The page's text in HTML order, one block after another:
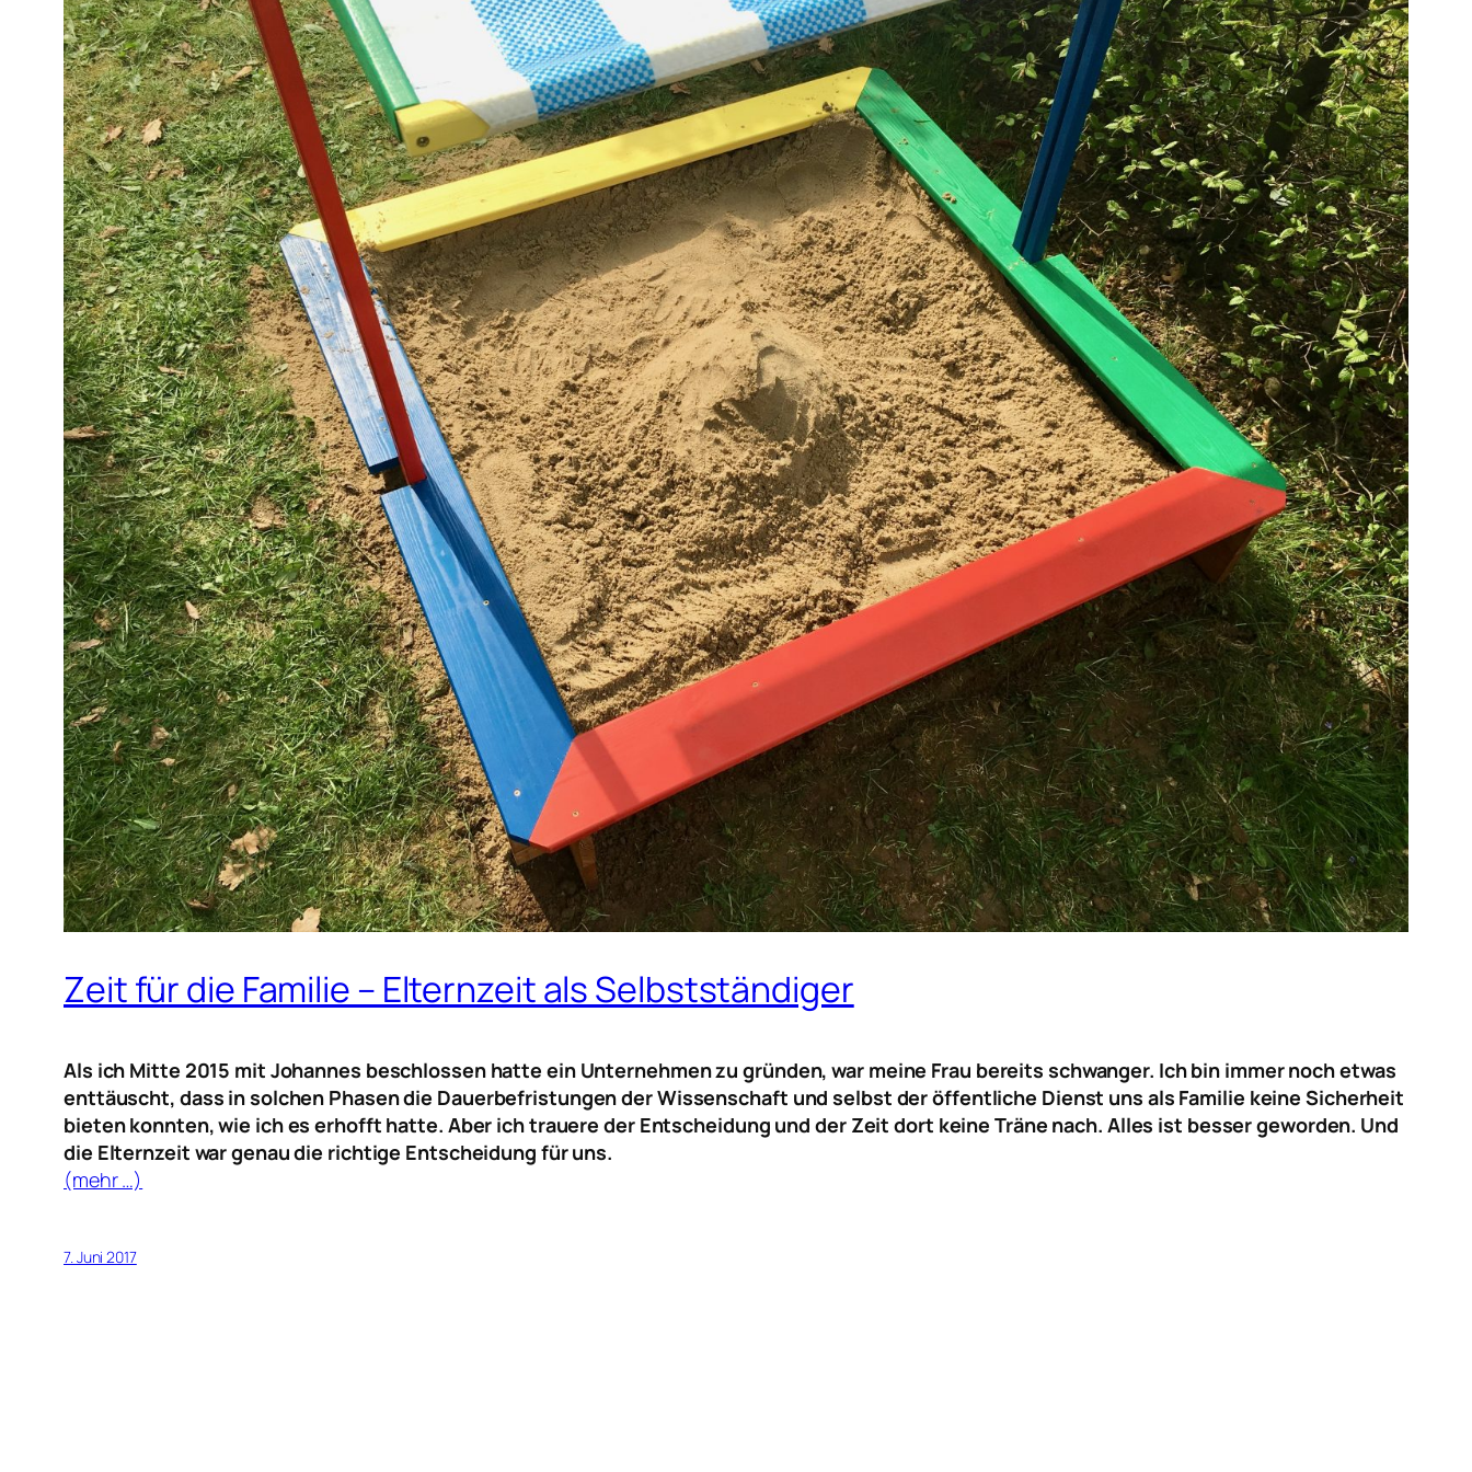
Zeit für die Familie – Elternzeit als Selbstständiger
Als ich Mitte 2015 mit Johannes beschlossen hatte ein Unternehmen zu gründen, war meine Frau bereits schwanger. Ich bin immer noch etwas
enttäuscht, dass in solchen Phasen die Dauerbefristungen der Wissenschaft und selbst der öffentliche Dienst uns als Familie keine Sicherheit
bieten konnten, wie ich es erhofft hatte. Aber ich trauere der Entscheidung und der Zeit dort keine Träne nach. Alles ist besser geworden. Und
die Elternzeit war genau die richtige Entscheidung für uns.
(mehr …)
7. Juni 2017